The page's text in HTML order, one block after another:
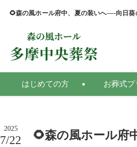
🌻森の風ホール府中、夏の装いへ──向日葵
はじめての方 お葬式
🌻森の風ホール府
2025
7/22